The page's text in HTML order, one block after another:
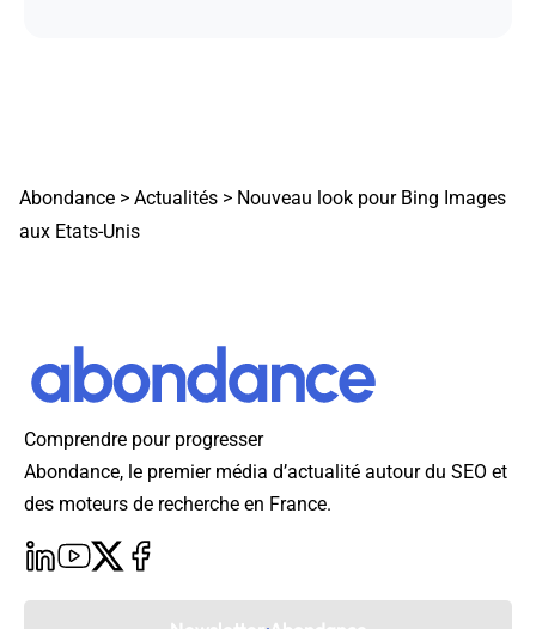
Abondance > Actualités > Nouveau look pour Bing Images
aux Etats-Unis
Comprendre pour progresser
Abondance, le premier média d’actualité autour du SEO et
des moteurs de recherche en France.